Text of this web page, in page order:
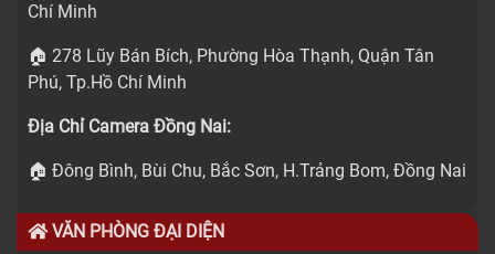
Chí Minh
🏠 278 Lũy Bán Bích, Phường Hòa Thạnh, Quận Tân
Phú, Tp.Hồ Chí Minh
Địa Chỉ Camera Đồng Nai:
🏠 Đông Bình, Bùi Chu, Bắc Sơn, H.Trảng Bom, Đồng Nai
VĂN PHÒNG ĐẠI DIỆN